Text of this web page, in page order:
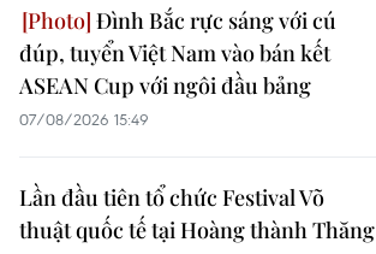
Đình Bắc rực sáng với cú
đúp, tuyển Việt Nam vào bán kết
ASEAN Cup với ngôi đầu bảng
07/08/2026 15:49
Lần đầu tiên tổ chức Festival Võ
thuật quốc tế tại Hoàng thành Thăng